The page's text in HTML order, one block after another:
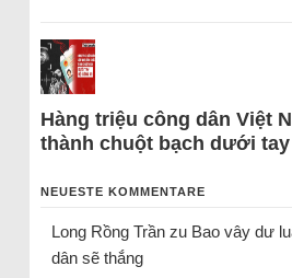
Hàng triệu công dân Việt
thành chuột bạch dưới tay
NEUESTE KOMMENTARE
Long Rồng Trầnzu Bao vây dư
dân sẽ thắng